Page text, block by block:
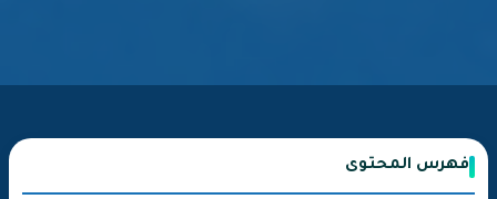
فهرس المحتوى